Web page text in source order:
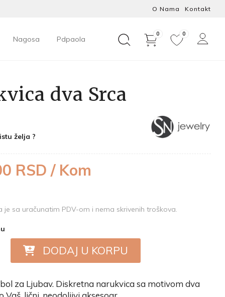
O Nama Kontakt
Nagosa Pdpaola
0 0
dva Srca
želja ?
RSD / Kom
je sa uračunatim PDV-om i nema skrivenih troškova.
DODAJ U KORPU
za Ljubav. Diskretna narukvica sa motivom dva